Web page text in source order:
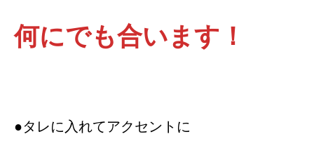
何にでも合います！
●タレに入れてアクセントに